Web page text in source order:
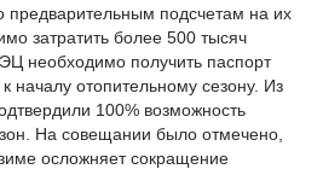
предварительным подсчетам на их
затратить более 500 тысяч
необходимо получить паспорт
к началу отопительному сезону. Из
100% возможность
На совещании было отмечено,
зиме осложняет сокращение